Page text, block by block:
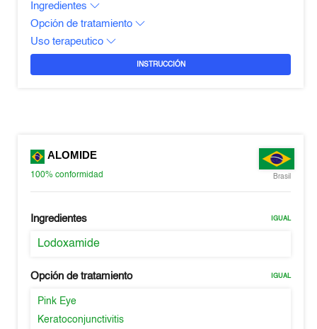
Ingredientes
Opción de tratamiento
Uso terapeutico
INSTRUCCIÓN
ALOMIDE
100%conformidad Brasil
Ingredientes IGUAL
Lodoxamide
Opción de tratamiento IGUAL
Pink Eye
Keratoconjunctivitis